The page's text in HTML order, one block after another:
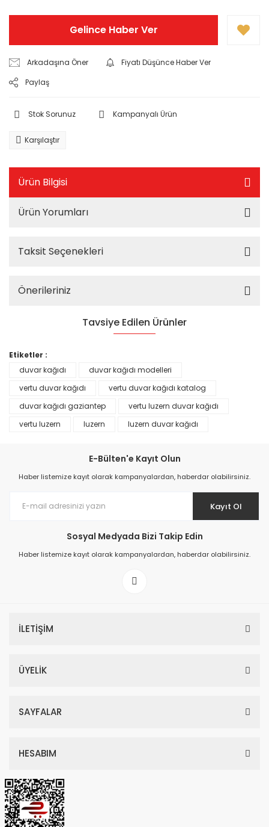
Gelince Haber Ver
Arkadaşına Öner
Fiyatı Düşünce Haber Ver
Paylaş
Stok Sorunuz Kampanyalı Ürün
Karşılaştır
Ürün Bilgisi
Ürün Yorumları
Taksit Seçenekleri
Önerileriniz
Tavsiye Edilen Ürünler
Prime ArtDECO Duvar Kağıdı Tutkalı 500 gr
199,00 TL
Etiketler :
duvar kağıdı
duvar kağıdı modelleri
vertu duvar kağıdı
vertu duvar kağıdı katalog
duvar kağıdı gaziantep
vertu luzern duvar kağıdı
vertu luzern
luzern luzern duvar kağıdı
E-Bülten'e Kayıt Olun
Haber listemize kayıt olarak kampanyalardan, haberdar olabilirsiniz.
Kayıt Ol
Sosyal Medyada Bizi Takip Edin
Haber listemize kayıt olarak kampanyalardan, haberdar olabilirsiniz.
İLETİŞİM
ÜYELİK
SAYFALAR
HESABIM